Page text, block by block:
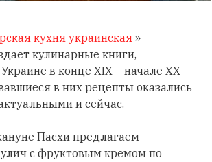
кухня украинская»
кулинарные книги,
в конце XIX – начале XX
в них рецепты оказались
и сейчас.
Пасхи предлагаем
с фруктовым кремом по